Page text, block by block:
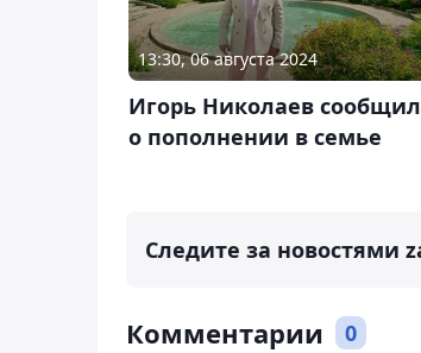
13:30, 06 августа 2024
Игорь Николаев сообщил
о пополнении в семье
Следите за новостями
Комментарии 0